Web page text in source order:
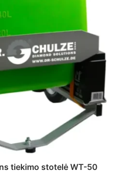
tiekimo stotelė WT-50